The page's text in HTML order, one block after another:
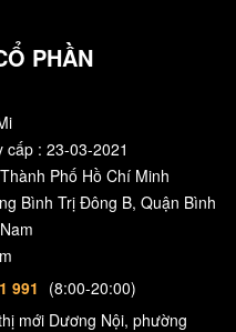
PHẦN
: 23-03-2021
Phố Hồ Chí Minh
Bình Trị Đông B, Quận Bình
991
(8:00-20:00)
mới Dương Nội, phường